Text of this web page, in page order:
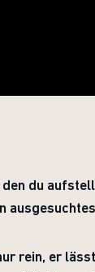
du
rein, er